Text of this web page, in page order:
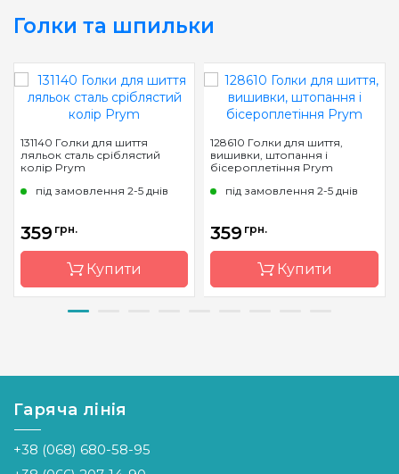
Голки та шпильки
131140 Голки для шиття
ляльок сталь сріблястий
колір Prym
під замовлення 2-5 днів
359 грн.
Купити
Країна
Німеччина
Призначення
128610 Голки для шиття,
вишивки, штопання і
бісероплетіння Prym
під замовлення 2-5 днів
359 грн.
Купити
Країна
Німеччина
Гаряча лінія
+38 (068) 680-58-95